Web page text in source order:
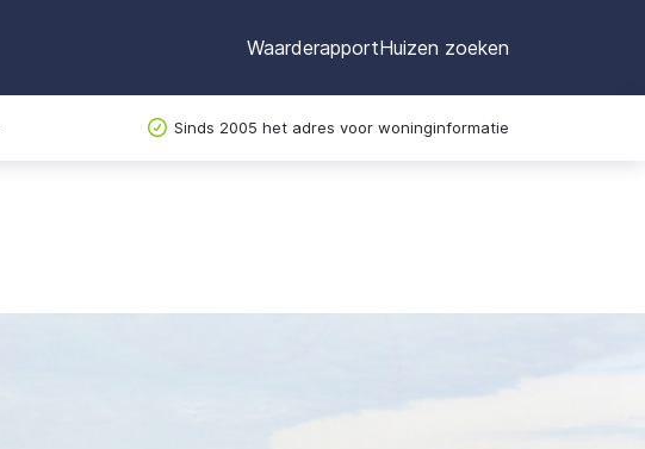
WaarderapportHuizen zoeken
Sinds 2005 het adres voor woninginformatie